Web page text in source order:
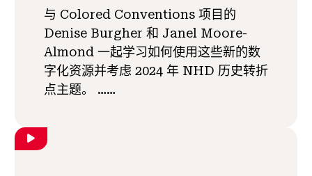
与 Colored Conventions 项目的
Denise Burgher 和 Janel Moore-
Almond 一起学习如何使用这些新的数
字化资源并考虑 2024 年 NHD 历史转折
点主题。 ……